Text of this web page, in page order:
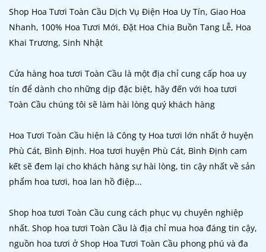
Shop Hoa Tươi Toàn Cầu Dịch Vụ Điện Hoa Uy Tín, Giao Hoa
Nhanh, 100% Hoa Tươi Mới, Đặt Hoa Chia Buồn Tang Lễ, Hoa
Khai Trương, Sinh Nhật
Cửa hàng hoa tươi Toàn Cầu là một địa chỉ cung cấp hoa uy
tín để dành cho những dịp đặc biệt, hãy đến với hoa tươi
Toàn Cầu chúng tôi sẽ làm hài lòng quý khách hàng
Hoa Tươi Toàn Cầu hiện là Công ty Hoa tươi lớn nhất ở huyện
Phù Cát, Bình Định. Hoa tươi huyện Phù Cát, Bình Định cam
kết sẽ đem lại cho khách hàng sự hài lòng, tin cậy nhất về sản
phẩm hoa tươi, hoa lan hồ điệp...
Shop hoa tươi Toàn Cầu cung cách phục vụ chuyên nghiệp
nhất. Shop hoa tươi Toàn Cầu là địa chỉ mua hoa đáng tin cậy,
nguồn hoa tươi ở Shop Hoa Tươi Toàn Cầu phong phú và đa